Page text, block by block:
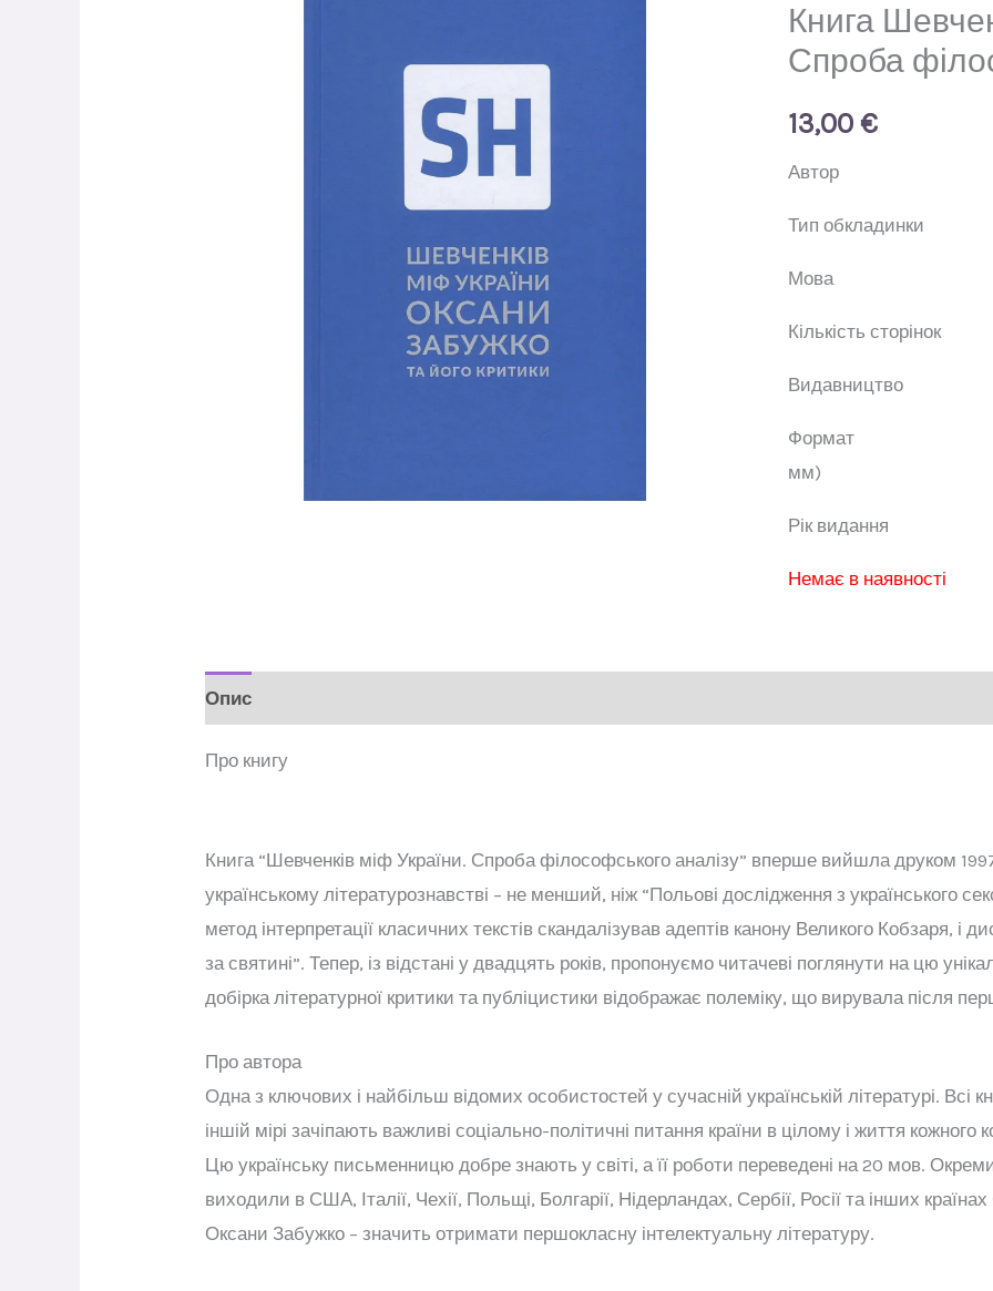
Книга
Спроба
13,00 €
Тип
Кількість
мм)
Рік
Немає в наявності
Опис
Про книгу
Книга “Шевченків міф України. Спроба філософського аналізу” вперше вийшла друком
українському літературознавстві – не менший, ніж “Польові дослідження з українського
метод інтерпретації класичних текстів скандалізував адептів канону Великого Кобзаря, і
за святині”. Тепер, із відстані у двадцять років, пропонуємо читачеві поглянути на цю
добірка літературної критики та публіцистики відображає полеміку, що вирувала після
Про автора
Одна з ключових і найбільш відомих особистостей у сучасній українській літературі. Всі
іншій мірі зачіпають важливі соціально-політичні питання країни в цілому і життя кожного
Цю українську письменницю добре знають у світі, а її роботи переведені на 20 мов.
виходили в США, Італії, Чехії, Польщі, Болгарії, Нідерландах, Сербії, Росії та інших
Оксани Забужко – значить отримати першокласну інтелектуальну літературу.